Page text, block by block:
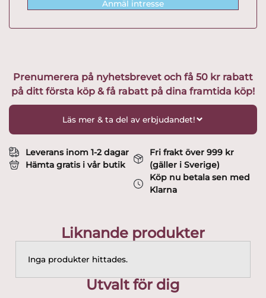
Anmäl intresse
Prenumerera på nyhetsbrevet och få 50 kr rabatt
på ditt första köp & få rabatt på dina framtida köp!
Läs mer & ta del av erbjudandet!
Leverans inom 1-2 dagar
Hämta gratis i vår butik
Fri frakt över 999 kr
(gäller i Sverige)
Köp nu betala sen med
Klarna
Liknande produkter
Inga produkter hittades.
Utvalt för dig